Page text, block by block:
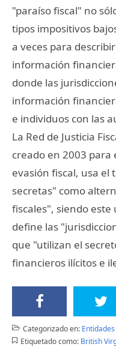
"paraíso fiscal" no
tipos impositivos
a veces para
información
donde las
información
e individuos con las
La Red de Justicia
creado en 2003 para
evasión fiscal, usa
secretas" como
fiscales", siendo
define las
que "utilizan el
financieros ilícitos e
Categorizado en: Entidades
Etiquetado como: British